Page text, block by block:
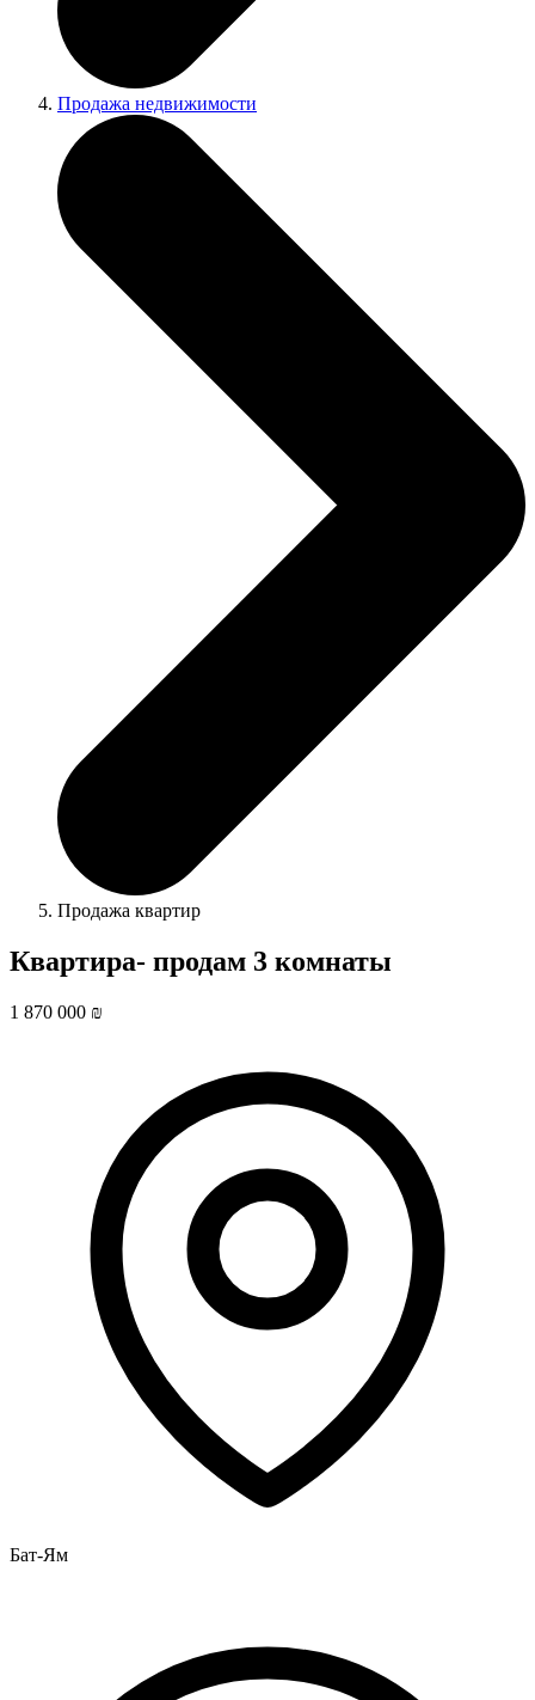
Продажа недвижимости
Продажа квартир
Квартира- продам 3 комнаты
1 870 000 ₪
Бат-Ям